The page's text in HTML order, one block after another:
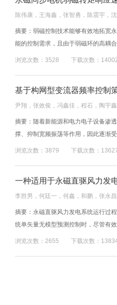
陈伟康，王海鑫，张智勇，陈震宇，
摘要：弱磁控制技术能够有效地拓宽
能的控制需求，且由于弱磁环的高耦
浏览次数：3528 下载次数：
基于构网型变流器频率控制
尹翔，张效俊，冯鑫佳，程石，陶宇
摘要：随着新能源和电力电子设备渗
撑、抑制宽频振荡等作用，因此逐渐
浏览次数：3879 下载次数：
一种适用于永磁直驱风力发
李胜男，何廷一，何鑫，和鹏，张永
摘要：永磁直驱风力发电系统运行过
统单矢量无模型预测控制时，尽管有
浏览次数：2655 下载次数：